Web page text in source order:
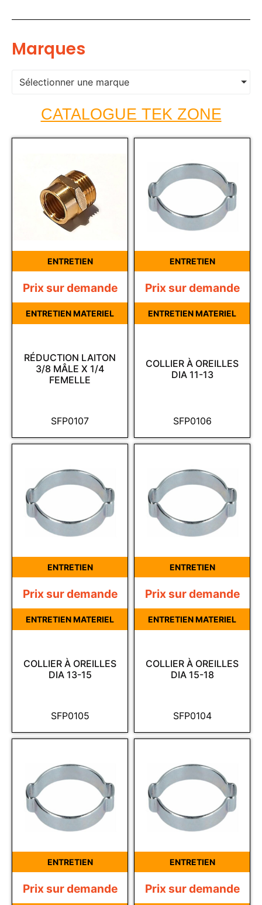
Marques
Sélectionner une marque
CATALOGUE TEK ZONE
ENTRETIEN
SFP0107
RÉDUCTION LAITON
3/8 MÂLE X 1/4
FEMELLE
Prix sur demande
ENTRETIEN MATERIEL
ENTRETIEN
SFP0106
COLLIER À OREILLES
DIA 11-13
Prix sur demande
ENTRETIEN MATERIEL
ENTRETIEN
SFP0105
COLLIER À OREILLES
DIA 13-15
Prix sur demande
ENTRETIEN MATERIEL
ENTRETIEN
SFP0104
COLLIER À OREILLES
DIA 15-18
Prix sur demande
ENTRETIEN MATERIEL
ENTRETIEN
Prix sur demande
ENTRETIEN
Prix sur demande